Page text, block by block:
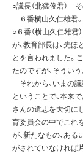
○議長（北猛俊君）
６番横山久仁雄君。
○６番（横山久仁雄
が、教育部長は、先
とを言われました。
たのですが、そうい
それから、いまの
ということで、本来
さんの遺志を大切に
育委員会の中でこれ
が、新たなもの、あ
がされていなければ